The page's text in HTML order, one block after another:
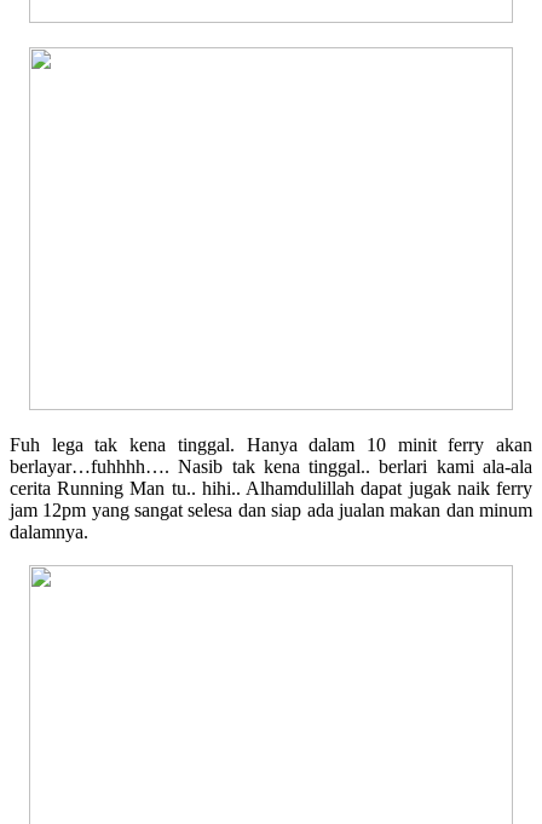
Fuh lega tak kena tinggal. Hanya dalam 10 minit ferry akan
berlayar…fuhhhh…. Nasib tak kena tinggal.. berlari kami ala-ala
cerita Running Man tu.. hihi.. Alhamdulillah dapat jugak naik ferry
jam 12pm yang sangat selesa dan siap ada jualan makan dan minum
dalamnya.